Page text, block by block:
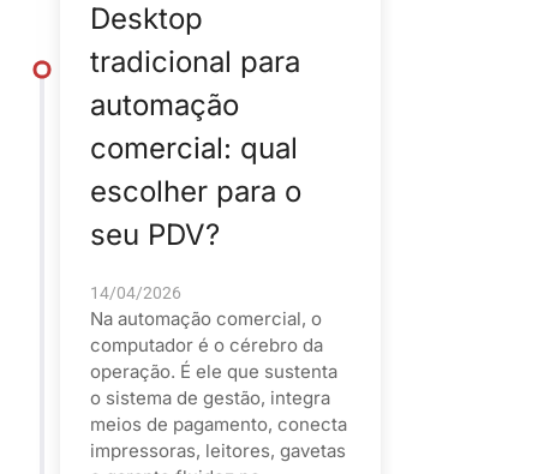
Desktop
tradicional para
automação
comercial: qual
escolher para o
seu PDV?
14/04/2026
Na automação comercial, o
computador é o cérebro da
operação. É ele que sustenta
o sistema de gestão, integra
meios de pagamento, conecta
impressoras, leitores, gavetas